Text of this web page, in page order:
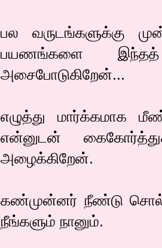
பல வருடங்களுக்கு
பயணங்களை இந்தத்
அசைபோடுகிறேன்...
எழுத்து மார்க்கமாக
என்னுடன்
அழைக்கிறேன்.
கண்முன்னர் நீண்டு
நீங்களும் நானும்.